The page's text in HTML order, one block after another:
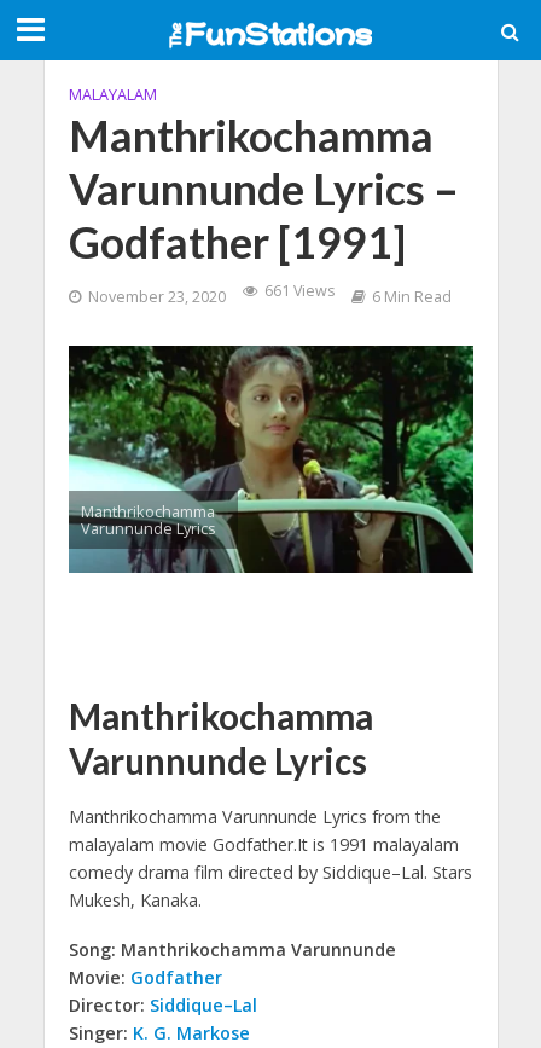
MALAYALAM
Manthrikochamma
Varunnunde Lyrics –
Godfather [1991]
November 23, 2020 661 Views 6 Min Read
Manthrikochamma
Varunnunde Lyrics
Manthrikochamma
Varunnunde Lyrics
Manthrikochamma Varunnunde Lyrics from the
malayalam movie Godfather.It is 1991 malayalam
comedy drama film directed by Siddique–Lal. Stars
Mukesh, Kanaka.
Song: Manthrikochamma Varunnunde
Movie: Godfather
Director: Siddique–Lal
Singer: K. G. Markose